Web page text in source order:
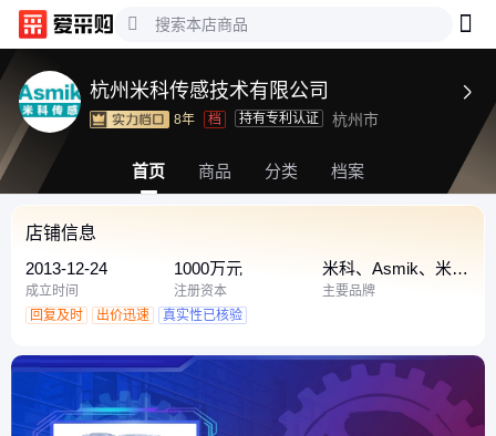
杭州米科传感技术有限公司 
8年 档 持有专利认证 杭州市
首页 商品 分类 档案
店铺信息
2013-12-24
成立时间
1000万元
注册资本
米科、Asmik、米
科/asmik
主要品牌
回复及时
出价迅速 真实性已核验